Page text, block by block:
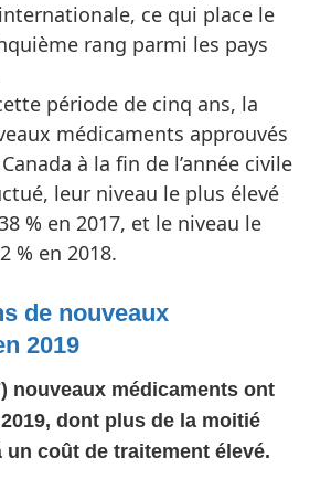
ce qui place le
rang parmi les pays
période de cinq ans, la
médicaments approuvés
à la fin de l’année civile
leur niveau le plus élevé
% en 2017, et le niveau le
% en 2018.
de nouveaux
2019
nouveaux médicaments ont
dont plus de la moitié
un coût de traitement élevé.